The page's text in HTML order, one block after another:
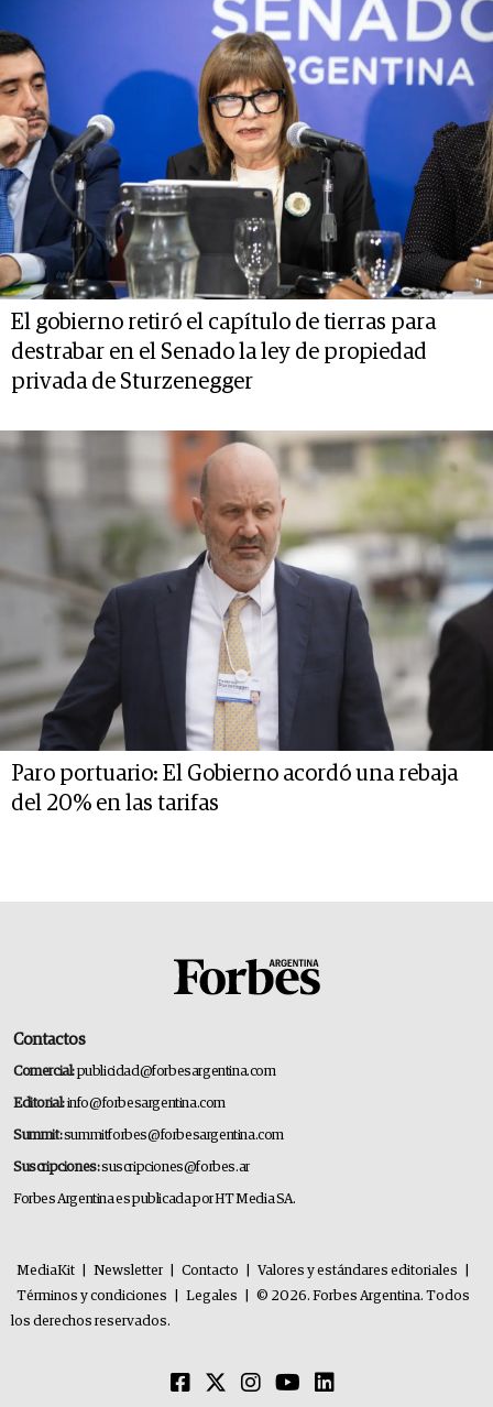
El gobierno retiró el capítulo de tierras para
destrabar en el Senado la ley de propiedad
privada de Sturzenegger
Paro portuario: El Gobierno acordó una rebaja
del 20% en las tarifas
Contactos
Comercial:publicidad@forbesargentina.com
Editorial:info@forbesargentina.com
Summit:summitforbes@forbesargentina.com
Suscripciones:suscripciones@forbes.ar
Forbes Argentina es publicada por HT Media SA.
MediaKit Newsletter Contacto Valores y estándares editoriales
Términos y condiciones
Legales
© 2026. Forbes Argentina. Todos
los derechos reservados.